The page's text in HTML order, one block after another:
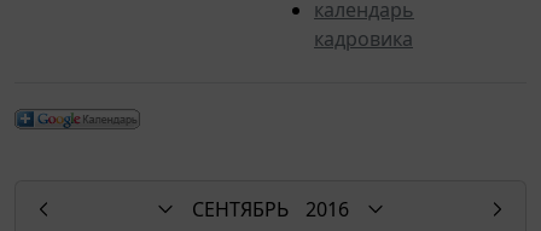
календарь
кадровика
СЕНТЯБРЬ
2016